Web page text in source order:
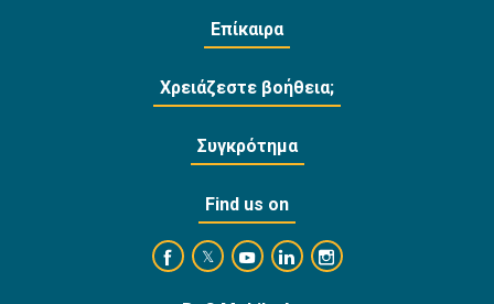
Επίκαιρα
Χρειάζεστε βοήθεια;
Συγκρότημα
Find us on
https://www.facebook.com/
https://twitter.com/bankofcyprus_
https://www.youtube.com/user/
https://www.linkedin.com/
https://